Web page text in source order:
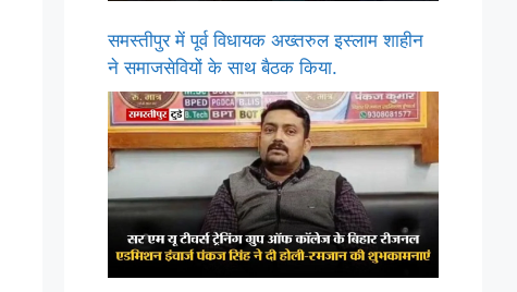
समस्तीपुर में पूर्व विधायक अख्तरुल इस्लाम शाहीन
ने समाजसेवियों के साथ बैठक किया.